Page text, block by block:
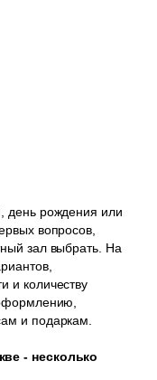
день рождения или
вопросов,
зал выбрать. На
и количеству
и подаркам.
- несколько